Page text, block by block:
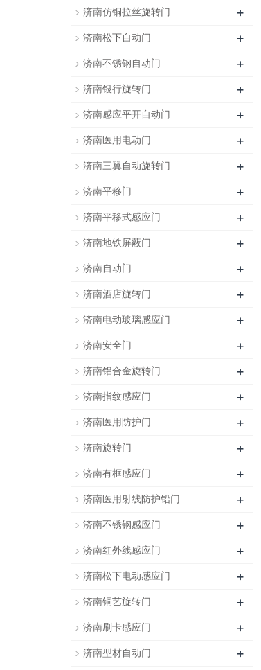
济南仿铜拉丝旋转门 +
济南松下自动门 +
济南不锈钢自动门 +
济南银行旋转门 +
济南感应平开自动门 +
济南医用电动门 +
济南三翼自动旋转门 +
济南平移门 +
济南平移式感应门 +
济南地铁屏蔽门 +
济南自动门 +
济南酒店旋转门 +
济南电动玻璃感应门 +
济南安全门 +
济南铝合金旋转门 +
济南指纹感应门 +
济南医用防护门 +
济南旋转门 +
济南有框感应门 +
济南医用射线防护铅门 +
济南不锈钢感应门 +
济南红外线感应门 +
济南松下电动感应门 +
济南铜艺旋转门 +
济南刷卡感应门 +
济南型材自动门 +